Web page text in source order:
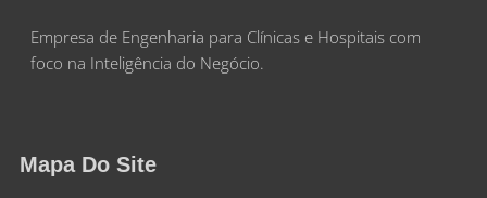
Empresa de Engenharia para Clínicas e Hospitais com
foco na Inteligência do Negócio.
Mapa Do Site